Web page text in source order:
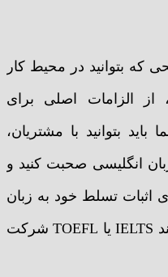
که بتوانید در محیط کار
از الزامات اصلی برای
بتوانید با مشتریان،
انگلیسی صحبت کنید و
اثبات تسلط خود به زبان
انگلیسی، باید در آزمون‌هایی مانند IELTS یا TOEFL شرکت